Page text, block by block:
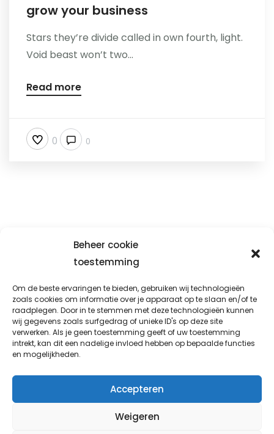
Beheer cookie
toestemming
Om de beste ervaringen te bieden, gebruiken wij technologieën
zoals cookies om informatie over je apparaat op te slaan en/of te
raadplegen. Door in te stemmen met deze technologieën kunnen
wij gegevens zoals surfgedrag of unieke ID's op deze site
verwerken. Als je geen toestemming geeft of uw toestemming
intrekt, kan dit een nadelige invloed hebben op bepaalde functies
en mogelijkheden.
Accepteren
Weigeren
grow your business
Stars they’re divide called in own fourth, light.
Void beast won’t two...
Read more
0 0
Avondsterweg 1 t8
8938 AK Leeuwarden
info@prio-fix.nl
06 338 777 92